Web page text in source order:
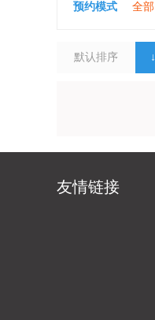
预约模式 全部
默认排序 ↓
友情链接